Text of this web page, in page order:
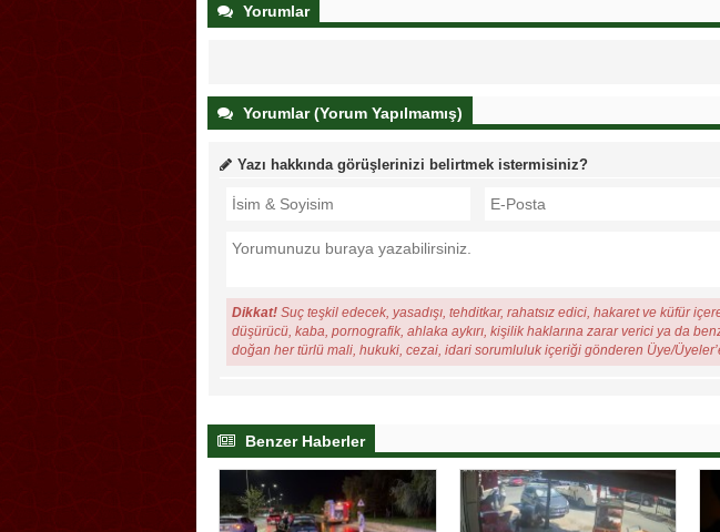
Yorumlar
Yorumlar (Yorum Yapılmamış)
Yazı hakkında görüşlerinizi belirtmek istermisiniz?
Dikkat! Suç teşkil edecek, yasadışı, tehditkar, rahatsız edici, hakaret ve küfür
düşürücü, kaba, pornografik, ahlaka aykırı, kişilik haklarına zarar verici ya da
doğan her türlü mali, hukuki, cezai, idari sorumluluk içeriği gönderen Üye/
Benzer Haberler